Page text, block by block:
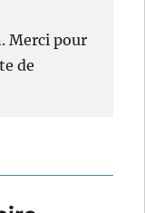
Merci pour
de